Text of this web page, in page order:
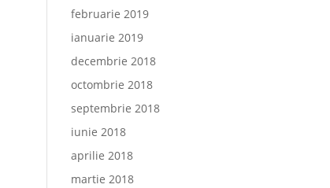
februarie 2019
ianuarie 2019
decembrie 2018
octombrie 2018
septembrie 2018
iunie 2018
aprilie 2018
martie 2018